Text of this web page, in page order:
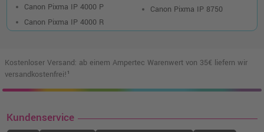
Canon Pixma IP 4000 P
Canon Pixma IP 4000 R
Canon Pixma IP 8750
Kostenloser Versand: ab einem Ampertec Warenwert von 35€ liefern wir
versandkostenfrei!¹
Kundenservice